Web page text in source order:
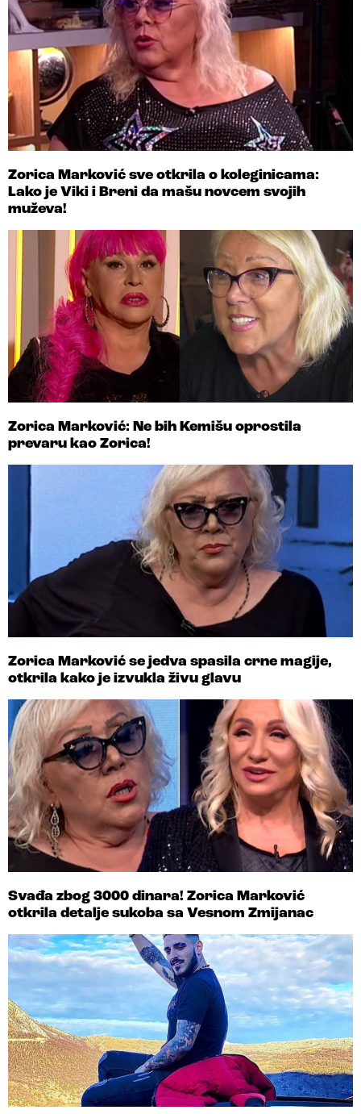
Zorica Marković sve otkrila o koleginicama:
Lako je Viki i Breni da mašu novcem svojih
muževa!
Zorica Marković: Ne bih Kemišu oprostila
prevaru kao Zorica!
Zorica Marković se jedva spasila crne magije,
otkrila kako je izvukla živu glavu
Svađa zbog 3000 dinara! Zorica Marković
otkrila detalje sukoba sa Vesnom Zmijanac